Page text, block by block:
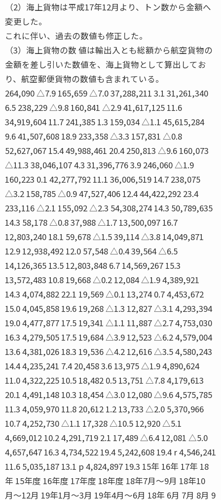
（2）海上貨物は平成17年12月より、トン数から金額へ
変更した。
これに伴い、過去の数値も修正した。
（3）海上貨物の数 値は輸出入とも総額から航空貨物の
金額を差し引いた数値を、海上貨物として算出してお
り、航空郵便貨物の数値も含まれている。
264,090 △7.9 165,659 △7.0 37,288,211 3.1 31,261,340
6.5 238,229 △9.8 160,841 △2.9 41,617,125 11.6
34,919,604 11.7 241,385 1.3 159,034 △1.1 45,615,284
9.6 41,507,608 18.9 233,358 △3.3 157,831 △0.8
52,627,067 15.4 49,988,461 20.4 250,813 △9.6 160,073
△11.3 38,046,107 4.3 31,396,776 3.9 246,060 △1.9
160,223 0.1 42,277,792 11.1 36,006,519 14.7 238,075
△3.2 158,785 △0.9 47,527,406 12.4 44,422,292 23.4
233,116 △2.1 155,092 △2.3 54,308,274 14.3 50,789,635
14.3 58,178 △0.8 37,988 △1.7 13,500,097 16.7
12,803,240 18.1 59,678 △1.5 39,114 △3.8 14,049,871
12.9 12,938,492 12.0 57,548 △0.4 39,564 △6.5
14,126,365 13.5 12,803,848 6.7 14,569,267 15.3
13,572,483 10.8 19,668 △0.2 12,084 △1.9 4,389,921
14.3 4,074,882 22.1 19,569 △0.1 13,274 0.7 4,453,672
15.0 4,045,858 19.6 19,268 △1.3 12,827 △3.1 4,293,394
19.0 4,477,877 17.5 19,341 △1.1 11,887 △2.7 4,753,030
16.3 4,279,505 17.5 19,684 △3.9 12,523 △6.2 4,579,004
13.6 4,381,026 18.3 19,536 △4.2 12,616 △3.5 4,580,243
14.4 4,235,241 7.4 20,458 3.6 13,975 △1.9 4,890,624
11.0 4,322,225 10.5 18,482 0.5 13,751 △7.8 4,179,613
20.1 4,491,148 10.3 18,454 △3.0 12,080 △9.6 4,575,785
11.3 4,059,970 11.8 20,612 1.2 13,733 △2.0 5,370,966
10.7 4,252,730 △1.1 17,328 △10.5 12,920 △5.1
4,669,012 10.2 4,291,719 2.1 17,489 △6.4 12,081 △5.0
4,657,647 16.3 4,734,522 19.4 5,242,608 19.4 r 4,546,241
11.6 5,035,187 13.1 p 4,824,897 19.3 15年 16年 17年 18
年 15年度 16年度 17年度 18年度 18年7月〜9月 18年10
月〜12月 19年1月〜3月 19年4月〜6月 18年 6月 7月 8月 9